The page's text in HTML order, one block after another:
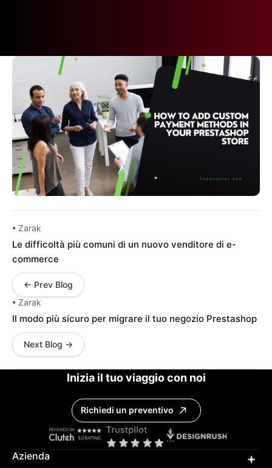
• Zarak
Le difficoltà più comuni di un nuovo venditore di e-
commerce
← Prev Blog
• Zarak
Il modo più sicuro per migrare il tuo negozio Prestashop
Next Blog →
Inizia il tuo viaggio con noi
Richiedi un preventivo
Azienda